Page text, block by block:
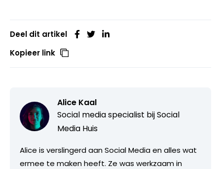
Deel dit artikel
Kopieer link
Alice Kaal
Social media specialist bijSocial
Media Huis
Alice is verslingerd aan Social Media en alles wat
ermee te maken heeft. Ze was werkzaam in